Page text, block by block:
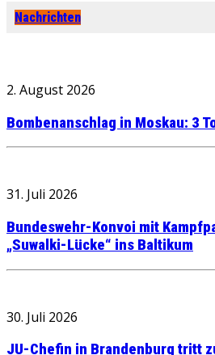
Nachrichten
2. August 2026
Bombenanschlag in Moskau: 3
31. Juli 2026
Bundeswehr-Konvoi mit
„Suwalki-Lücke“ ins Baltikum
30. Juli 2026
JU-Chefin in Brandenburg tritt